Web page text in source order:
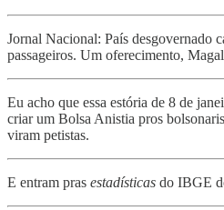
Jornal Nacional: País desgovernado
passageiros. Um oferecimento,
Eu acho que essa estória de 8 de
criar um Bolsa Anistia pros
viram petistas.
E entram pras estadísticas do IBGE